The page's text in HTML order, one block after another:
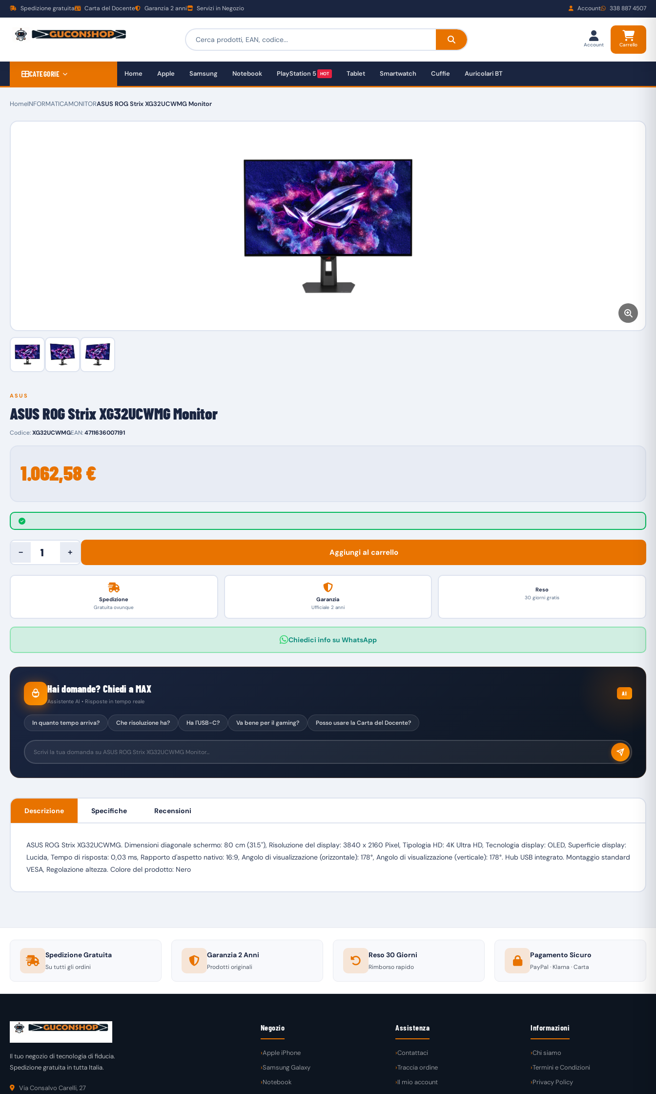
Spedizione gratuita Carta del Docente Garanzia 2 anni Servizi in Negozio Account 338 887 4507
Account Carrello
CATEGORIE Home Apple Samsung Notebook PlayStation 5 HOT Tablet Smartwatch Cuffie Auricolari BT
HomeINFORMATICAMONITORASUS ROG Strix XG32UCWMG Monitor
ASUS
ASUS ROG Strix XG32UCWMG Monitor
Codice:XG32UCWMGEAN:4711636007191
1.062,58 €
− + Aggiungi al carrello
Spedizione
Gratuita ovunque
Garanzia
Ufficiale 2 anni
Reso
30 giorni gratis
Chiedici info su WhatsApp
Hai domande? Chiedi a MAX
Assistente AI • Risposte in tempo reale
AI
In quanto tempo arriva? Che risoluzione ha? Ha l'USB-C? Va bene per il gaming? Posso usare la Carta del Docente?
Descrizione Specifiche Recensioni
ASUS ROG Strix XG32UCWMG. Dimensioni diagonale schermo: 80 cm (31.5"), Risoluzione del display: 3840 x 2160 Pixel, Tipologia HD: 4K Ultra HD, Tecnologia display: OLED, Superficie display:
Lucida, Tempo di risposta: 0,03 ms, Rapporto d'aspetto nativo: 16:9, Angolo di visualizzazione (orizzontale): 178°, Angolo di visualizzazione (verticale): 178°. Hub USB integrato. Montaggio standard
VESA, Regolazione altezza. Colore del prodotto: Nero
Spedizione Gratuita
Su tutti gli ordini
Garanzia 2 Anni
Prodotti originali
Reso 30 Giorni
Rimborso rapido
Pagamento Sicuro
PayPal · Klarna · Carta
Il tuo negozio di tecnologia di fiducia.
Spedizione gratuita in tutta Italia.
Via Consalvo Carelli, 27
Negozio
Apple iPhone
Samsung Galaxy
Notebook
Assistenza
Contattaci
Traccia ordine
Il mio account
Informazioni
Chi siamo
Termini e Condizioni
Privacy Policy